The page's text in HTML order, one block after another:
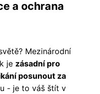
a ochrana
Mezinárodní
je zásadní pro
posunout za
- je to váš štít v